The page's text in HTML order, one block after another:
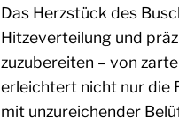
Das Herzstück des
Hitzeverteilung und
zuzubereiten – von
erleichtert nicht nur die
mit unzureichender